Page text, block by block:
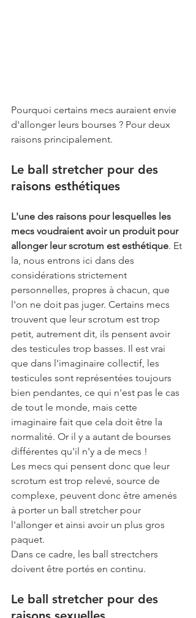
Pourquoi certains mecs auraient envie
d'allonger leurs bourses ? Pour deux
raisons principalement.
Le ball stretcher pour des
raisons esthétiques
L'une des raisons pour lesquelles les
mecs voudraient avoir un produit pour
allonger leur scrotum est esthétique. Et
la, nous entrons ici dans des
considérations strictement
personnelles, propres à chacun, que
l'on ne doit pas juger. Certains mecs
trouvent que leur scrotum est trop
petit, autrement dit, ils pensent avoir
des testicules trop basses. Il est vrai
que dans l'imaginaire collectif, les
testicules sont représentées toujours
bien pendantes, ce qui n'est pas le cas
de tout le monde, mais cette
imaginaire fait que cela doit être la
normalité. Or il y a autant de bourses
différentes qu'il n'y a de mecs !
Les mecs qui pensent donc que leur
scrotum est trop relevé, source de
complexe, peuvent donc être amenés
à porter un ball stretcher pour
l'allonger et ainsi avoir un plus gros
paquet.
Dans ce cadre, les ball strectchers
doivent être portés en continu.
Le ball stretcher pour des